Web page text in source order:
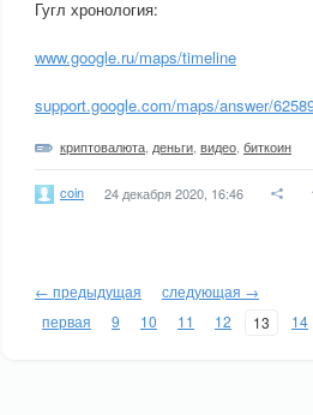
Гугл хронология:
www.google.ru/maps/timeline
support.google.com/maps/answer/
криптовалюта деньги видео биткоин
coin 24 декабря 2020, 16:46
← предыдущая
следующая →
первая
9 10 11 12 13 14